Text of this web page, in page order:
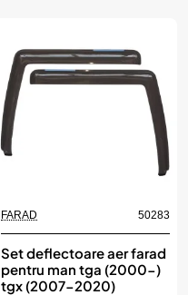
FARAD 50283
Set deflectoare aer farad
pentru man tga (2000-)
tgx (2007-2020)